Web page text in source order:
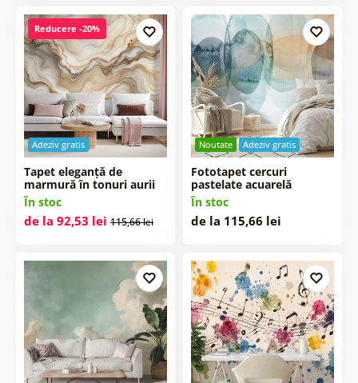
Adeziv gratis
Reducere -20%
Tapet eleganță de
marmură în tonuri aurii
În stoc
de la 92,53 lei 115,66 lei
Noutate Adeziv gratis
Fototapet cercuri
pastelate acuarelă
În stoc
de la 115,66 lei